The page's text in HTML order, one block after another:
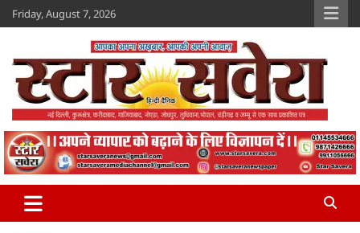
Skip
to
Friday, August 7, 2026
Star Savera
www.starsavera.com